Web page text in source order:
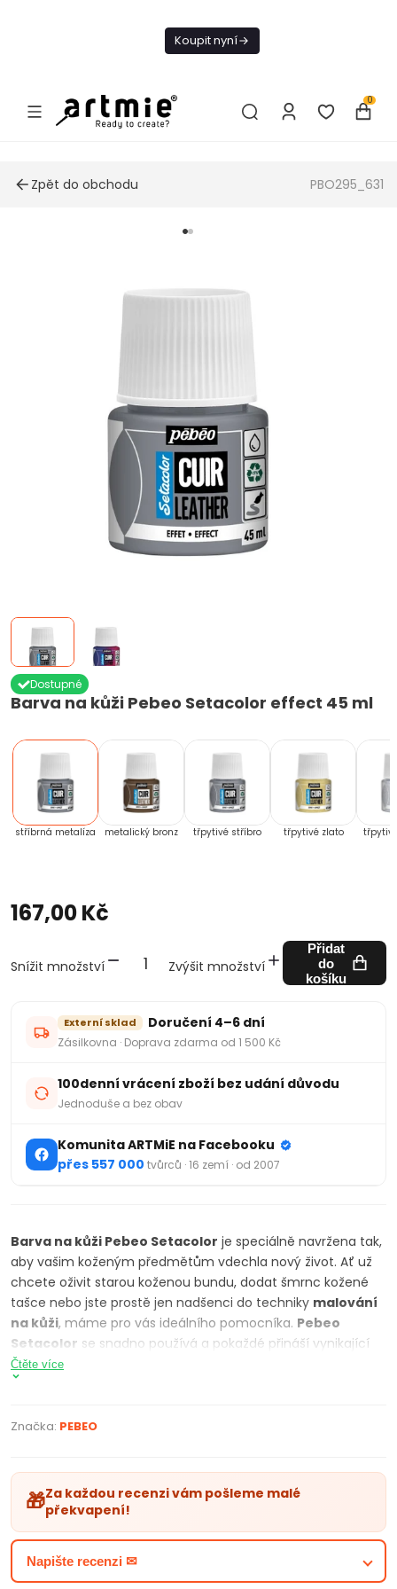
Koupit nyní
0
Zpět do obchodu PBO295_631
Barva na kůži Pebeo Setacolor effect 45 ml
Dostupné
stříbrná metalíza metalický bronz třpytivé stříbro třpytivé zlato
167,00 Kč
Snížit množství Zvýšit množství
Přidat
do
košíku
Externí sklad Doručení 4–6 dní
Zásilkovna · Doprava zdarma od 1 500 Kč
100denní vrácení zboží bez udání důvodu
Jednoduše a bez obav
Komunita ARTMiE na Facebooku
přes 557 000 tvůrců · 16 zemí · od 2007
Barva na kůži Pebeo Setacolor je speciálně navržena tak,
aby vašim koženým předmětům vdechla nový život. Ať už
chcete oživit starou koženou bundu, dodat šmrnc kožené
tašce nebo jste prostě jen nadšenci do techniky malování
na kůži, máme pro vás ideálního pomocníka. Pebeo
Setacolor se snadno používá a pokaždé přináší vynikající
výsledky. Je na vodní bázi a je vhodný pro všechny druhy
kůže včetně hladké kůže, semiše, nubuku a dokonce i
velké projekty. Rychle zasychá a poskytuje dlouhotrvající
voděodolnou vrstvu, která chrání kůži před opotřebením,
takže dlouho vypadá jako nová. Barvu můžete nanášet
štětcem, válečkem, houbou, airbrushem nebo pomocí
šablon či razítek. Dvanáct efektních barev nabízí 3
metalické (kovové) odstíny, 3 třpytivé (glitrové) odstíny, 3
Čtěte více
Značka: PEBEO
🎁Za každou recenzi vám pošleme malé
překvapení!
Napište recenzi ✉